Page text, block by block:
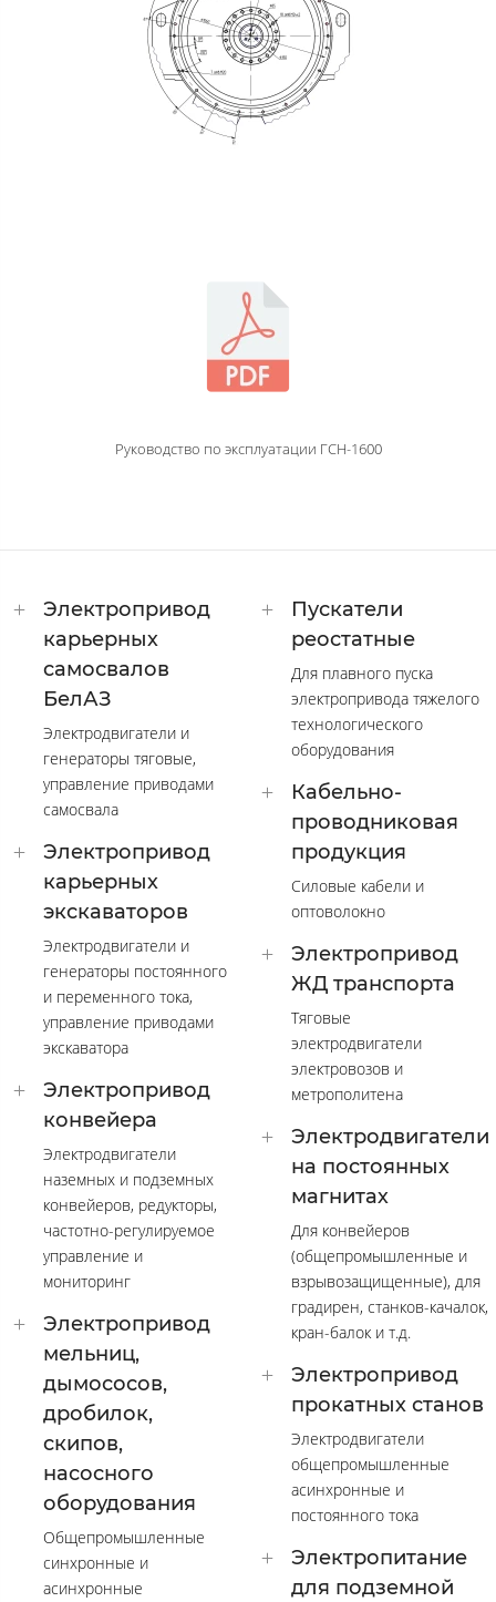
Руководство по эксплуатации ГСН-1600
Электропривод
карьерных
самосвалов
БелАЗ
Электродвигатели и
генераторы тяговые,
управление приводами
самосвала
Электропривод
карьерных
экскаваторов
Электродвигатели и
генераторы постоянного
и переменного тока,
управление приводами
экскаватора
Электропривод
конвейера
Электродвигатели
наземных и подземных
конвейеров, редукторы,
частотно-регулируемое
управление и
мониторинг
Электропривод
мельниц,
дымососов,
дробилок,
скипов,
насосного
оборудования
Общепромышленные
синхронные и
асинхронные
Пускатели
реостатные
Для плавного пуска
электропривода тяжелого
технологического
оборудования
Кабельно-
проводниковая
продукция
Силовые кабели и
оптоволокно
Электропривод
ЖД транспорта
Тяговые
электродвигатели
электровозов и
метрополитена
Электродвигатели
на постоянных
магнитах
Для конвейеров
(общепромышленные и
взрывозащищенные), для
градирен, станков-качалок,
кран-балок и т.д.
Электропривод
прокатных станов
Электродвигатели
общепромышленные
асинхронные и
постоянного тока
Электропитание
для подземной